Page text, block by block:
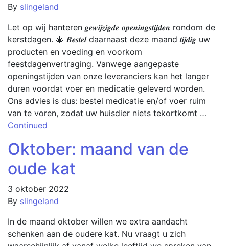
By slingeland
Let op wij hanteren 𝒈𝒆𝒘𝒊𝒋𝒛𝒊𝒈𝒅𝒆 𝒐𝒑𝒆𝒏𝒊𝒏𝒈𝒔𝒕𝒊𝒋𝒅𝒆𝒏 rondom de
kerstdagen. 🎄 𝑩𝒆𝒔𝒕𝒆𝒍 daarnaast deze maand 𝒕𝒊𝒋𝒅𝒊𝒈 uw
producten en voeding en voorkom
feestdagenvertraging. Vanwege aangepaste
openingstijden van onze leveranciers kan het langer
duren voordat voer en medicatie geleverd worden.
Ons advies is dus: bestel medicatie en/of voer ruim
van te voren, zodat uw huisdier niets tekortkomt …
Continued
Oktober: maand van de
oude kat
3 oktober 2022
By slingeland
In de maand oktober willen we extra aandacht
schenken aan de oudere kat. Nu vraagt u zich